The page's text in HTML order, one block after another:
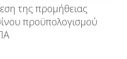
της προμήθειας
προϋπολογισμού